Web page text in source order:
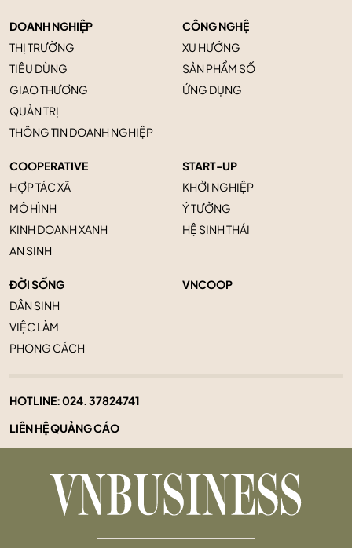
DOANH NGHIỆP
THỊ TRƯỜNG
TIÊU DÙNG
GIAO THƯƠNG
QUẢN TRỊ
THÔNG TIN DOANH NGHIỆP
CÔNG NGHỆ
XU HƯỚNG
SẢN PHẨM SỐ
ỨNG DỤNG
COOPERATIVE
HỢP TÁC XÃ
MÔ HÌNH
KINH DOANH XANH
AN SINH
START-UP
KHỞI NGHIỆP
Ý TƯỞNG
HỆ SINH THÁI
ĐỜI SỐNG
DÂN SINH
VIỆC LÀM
PHONG CÁCH
VNCOOP
HOTLINE:024. 37824741
LIÊN HỆ QUẢNG CÁO